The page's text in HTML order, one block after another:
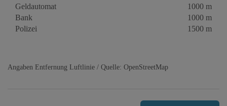
Geldautomat
1000 m
Bank
1000 m
Polizei
1500 m
Angaben Entfernung Luftlinie / Quelle: OpenStreetMap